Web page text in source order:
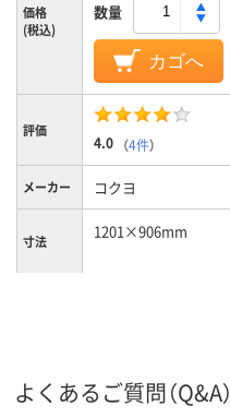
価格
(税込)
数量
カゴへ
評価
4.0 （4件）
メーカー コクヨ
寸法 1201×906mm
ホワイト
スチールタイプ
よくあるご質問（Q&A）